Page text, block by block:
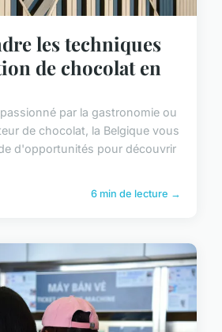
les techniques
de chocolat en
par la gastronomie ou
de chocolat, la Belgique vous
d'opportunités pour découvrir
6 min de lecture →